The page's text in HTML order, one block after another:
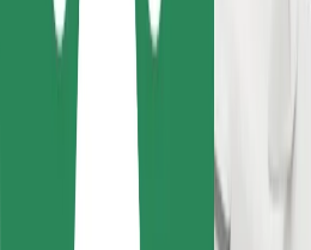
Piegādātāji
Noteikumi un nosacījumi
Drošība
Saņem braucienu minūšu laikā!